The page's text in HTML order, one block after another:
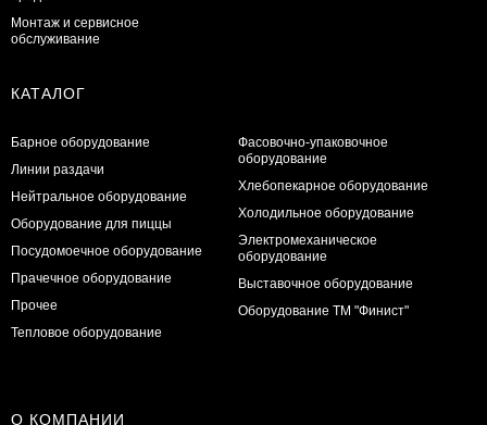
Монтаж и сервисное
обслуживание
КАТАЛОГ
Барное оборудование
Линии раздачи
Нейтральное оборудование
Оборудование для пиццы
Посудомоечное оборудование
Прачечное оборудование
Прочее
Тепловое оборудование
Фасовочно-упаковочное
оборудование
Хлебопекарное оборудование
Холодильное оборудование
Электромеханическое
оборудование
Выставочное оборудование
Оборудование ТМ "Финист"
О КОМПАНИИ